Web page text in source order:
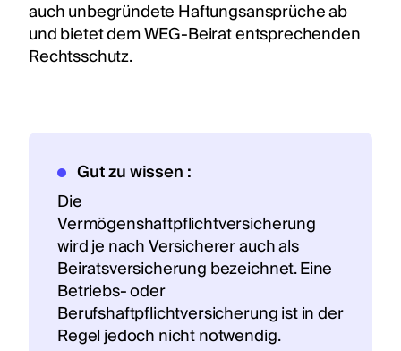
auch unbegründete Haftungsansprüche ab
und bietet dem WEG-Beirat entsprechenden
Rechtsschutz.
Gut zu wissen :
‍Die
Vermögenshaftpflichtversicherung
wird je nach Versicherer auch als
Beiratsversicherung bezeichnet. Eine
Betriebs- oder
Berufshaftpflichtversicherung ist in der
Regel jedoch nicht notwendig. ‍